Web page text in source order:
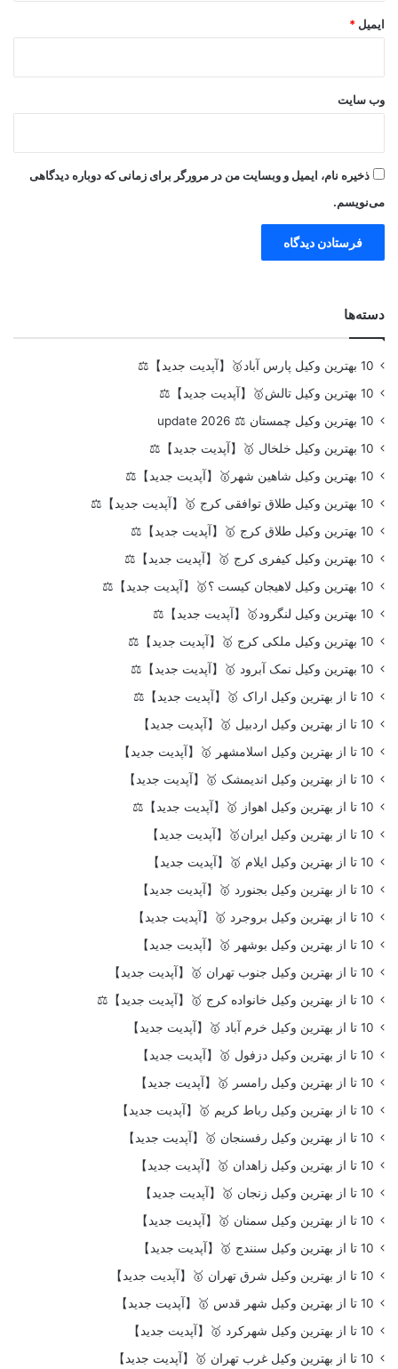
ایمیل *
وب‌ سایت
ذخیره نام، ایمیل و وبسایت من در مرورگر برای زمانی که دوباره دیدگاهی
می‌نویسم.
دسته‌ها
10 بهترین وکیل پارس آباد🥇【آپدیت جدید】⚖️
10 بهترین وکیل تالش🥇【آپدیت جدید】⚖️
10 بهترین وکیل چمستان ⚖️ update 2026
10 بهترین وکیل خلخال 🥇【آپدیت جدید】⚖️
10 بهترین وکیل شاهین شهر🥇【آپدیت جدید】⚖️
10 بهترین وکیل طلاق توافقی کرج 🥇【آپدیت جدید】⚖️
10 بهترین وکیل طلاق کرج 🥇【آپدیت جدید】⚖️
10 بهترین وکیل کیفری کرج 🥇【آپدیت جدید】⚖️
10 بهترین وکیل لاهیجان کیست ؟🥇【آپدیت جدید】⚖️
10 بهترین وکیل لنگرود🥇【آپدیت جدید】⚖️
10 بهترین وکیل ملکی کرج 🥇【آپدیت جدید】⚖️
10 بهترین وکیل نمک آبرود 🥇【آپدیت جدید】⚖️
10 تا از بهترین وکیل اراک 🥇【آپدیت جدید】⚖️
10 تا از بهترین وکیل اردبیل 🥇【آپدیت جدید】
10 تا از بهترین وکیل اسلامشهر 🥇【آپدیت جدید】
10 تا از بهترین وکیل اندیمشک 🥇【آپدیت جدید】
10 تا از بهترین وکیل اهواز 🥇【آپدیت جدید】⚖️
10 تا از بهترین وکیل ایران🥇【آپدیت جدید】
10 تا از بهترین وکیل ایلام 🥇【آپدیت جدید】
10 تا از بهترین وکیل بجنورد 🥇【آپدیت جدید】
10 تا از بهترین وکیل بروجرد 🥇【آپدیت جدید】
10 تا از بهترین وکیل بوشهر 🥇【آپدیت جدید】
10 تا از بهترین وکیل جنوب تهران 🥇【آپدیت جدید】
10 تا از بهترین وکیل خانواده کرج 🥇【آپدیت جدید】⚖️
10 تا از بهترین وکیل خرم آباد 🥇【آپدیت جدید】
10 تا از بهترین وکیل دزفول 🥇【آپدیت جدید】
10 تا از بهترین وکیل رامسر 🥇【آپدیت جدید】
10 تا از بهترین وکیل رباط کریم 🥇【آپدیت جدید】
10 تا از بهترین وکیل رفسنجان 🥇【آپدیت جدید】
10 تا از بهترین وکیل زاهدان 🥇【آپدیت جدید】
10 تا از بهترین وکیل زنجان 🥇【آپدیت جدید】
10 تا از بهترین وکیل سمنان 🥇【آپدیت جدید】
10 تا از بهترین وکیل سنندج 🥇【آپدیت جدید】
10 تا از بهترین وکیل شرق تهران 🥇【آپدیت جدید】
10 تا از بهترین وکیل شهر قدس 🥇【آپدیت جدید】
10 تا از بهترین وکیل شهرکرد 🥇【آپدیت جدید】
10 تا از بهترین وکیل غرب تهران 🥇【آپدیت جدید】